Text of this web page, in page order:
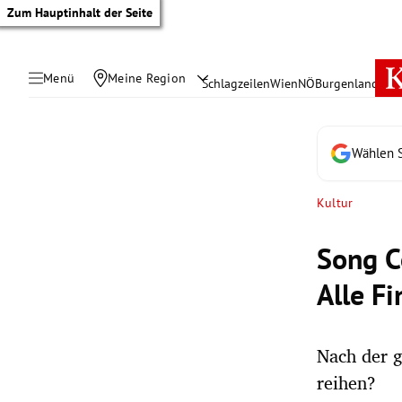
Zum Hauptinhalt der Seite
Menü Meine Region SchlagzeilenWienNÖBurgenland
Wählen
Kultur
Song
Alle
Nach der
reihen?